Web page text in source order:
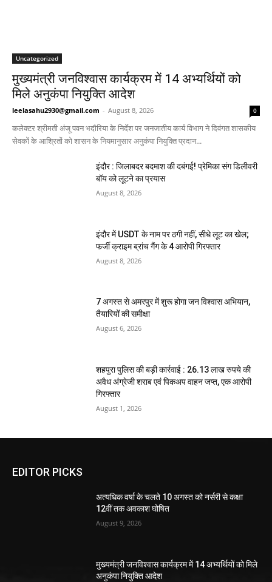
Uncategorized
मुख्यमंत्री जनविश्वास कार्यक्रम में 14 अभ्यर्थियों को
मिले अनुकंपा नियुक्ति आदेश
leelasahu2930@gmail.com - August 8, 2026 0
कलेक्टर श्रीमती अंजू पवन भदौरिया के निर्देश पर जनजातीय कार्य विभाग ने दिवंगत शासकीय
सेवकों के आश्रितों को शासन के नियमानुसार अनुकंपा नियुक्ति प्रदान...
इंदौर : जिलाबदर बदमाश की दबंगई! प्रेमिका संग डिलीवरी
बॉय को लूटने का प्रयास
August 8, 2026
इंदौर में USDT के नाम पर ठगी नहीं, सीधे लूट का खेल;
फर्जी क्राइम ब्रांच गैंग के 4 आरोपी गिरफ्तार
August 8, 2026
7 अगस्त से अमरपुर में शुरू होगा जन विश्वास अभियान,
तैयारियों की समीक्षा
August 6, 2026
शहपुरा पुलिस की बड़ी कार्रवाई : 26.13 लाख रुपये की
अवैध अंग्रेजी शराब एवं पिकअप वाहन जप्त, एक आरोपी
गिरफ्तार
August 1, 2026
EDITOR PICKS
अत्यधिक वर्षा के चलते 10 अगस्त को नर्सरी से कक्षा
12वीं तक अवकाश घोषित
August 9, 2026
मुख्यमंत्री जनविश्वास कार्यक्रम में 14 अभ्यर्थियों को मिले
अनुकंपा नियुक्ति आदेश